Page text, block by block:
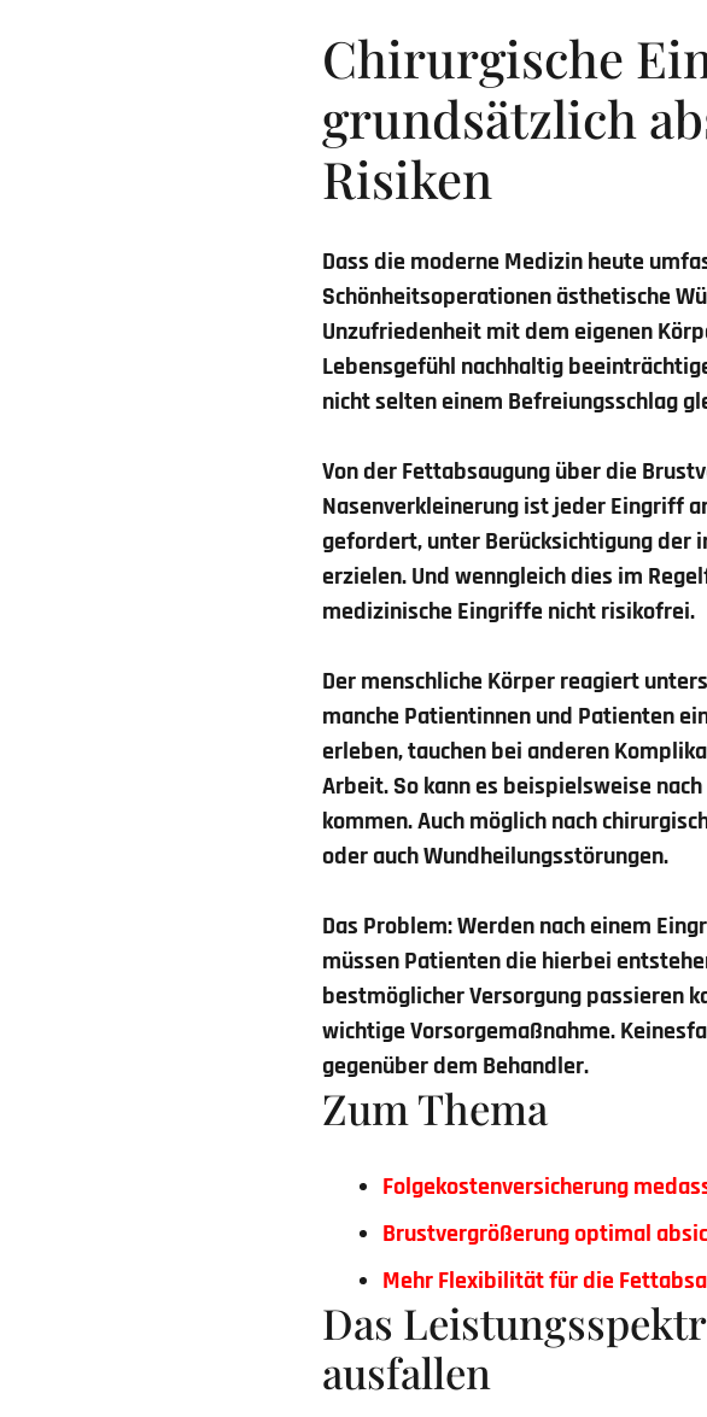
Chirurgische
grundsätzlich
Risiken
Dass die moderne Medizin heute
Schönheitsoperationen ästhetische
Unzufriedenheit mit dem eigenen
Lebensgefühl nachhaltig
nicht selten einem Befreiungsschlag
Von der Fettabsaugung über die
Nasenverkleinerung ist jeder Eingriff
gefordert, unter Berücksichtigung der
erzielen. Und wenngleich dies im
medizinische Eingriffe nicht risikofrei.
Der menschliche Körper reagiert
manche Patientinnen und Patienten
erleben, tauchen bei anderen
Arbeit. So kann es beispielsweise
kommen. Auch möglich nach
oder auch Wundheilungsstörungen.
Das Problem: Werden nach einem
müssen Patienten die hierbei
bestmöglicher Versorgung passieren
wichtige Vorsorgemaßnahme.
gegenüber dem Behandler.
Zum Thema
Folgekostenversicherung
Brustvergrößerung optimal
Mehr Flexibilität für die
Das
ausfallen